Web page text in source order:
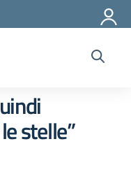
stelle”